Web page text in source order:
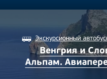
Экскурсионный
Венгрия и
Альпам.